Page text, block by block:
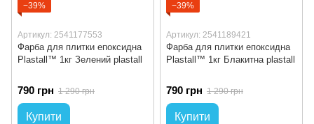
−39%
Артикул: 2541177553
Фарба для плитки епоксидна
Plastall™ 1кг Зелений plastall
790 грн 1 290 грн
Купити
−39%
Артикул: 2541189421
Фарба для плитки епоксидна
Plastall™ 1кг Блакитна plastall
790 грн 1 290 грн
Купити